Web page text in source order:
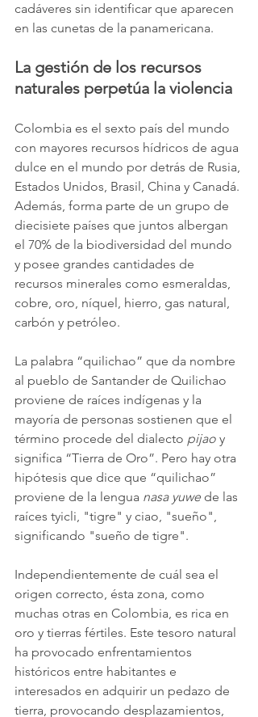
cadáveres sin identificar que aparecen
en las cunetas de la panamericana.
La gestión de los recursos
naturales perpetúa la violencia
Colombia es el sexto país del mundo
con mayores recursos hídricos de agua
dulce en el mundo por detrás de Rusia,
Estados Unidos, Brasil, China y Canadá.
Además, forma parte de un grupo de
diecisiete países que juntos albergan
el 70% de la biodiversidad del mundo
y posee grandes cantidades de
recursos minerales como esmeraldas,
cobre, oro, níquel, hierro, gas natural,
carbón y petróleo.
La palabra “quilichao” que da nombre
al pueblo de Santander de Quilichao
proviene de raíces indígenas y la
mayoría de personas sostienen que el
término procede del dialecto pijao y
significa “Tierra de Oro”. Pero hay otra
hipótesis que dice que “quilichao”
proviene de la lengua nasa yuwe de las
raíces tyicli, "tigre" y ciao, "sueño",
significando "sueño de tigre".
Independientemente de cuál sea el
origen correcto, ésta zona, como
muchas otras en Colombia, es rica en
oro y tierras fértiles. Este tesoro natural
ha provocado enfrentamientos
históricos entre habitantes e
interesados en adquirir un pedazo de
tierra, provocando desplazamientos,